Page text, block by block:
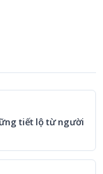
tiết lộ từ người